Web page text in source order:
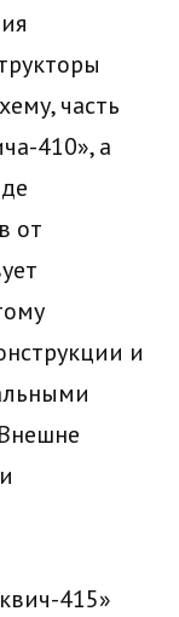
часть
410», а
от
и
415»